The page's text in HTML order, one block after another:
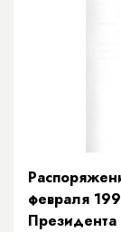
февраля
Президента